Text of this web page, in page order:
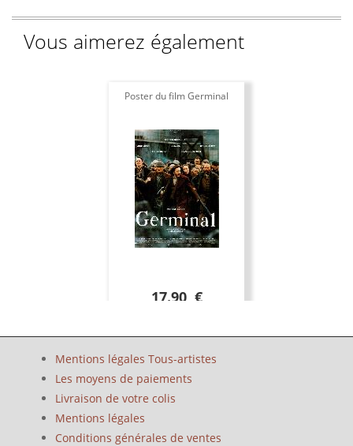
Vous aimerez également
Poster du film Germinal
17.90 €
Mentions légales Tous-artistes
Les moyens de paiements
Livraison de votre colis
Mentions légales
Conditions générales de ventes